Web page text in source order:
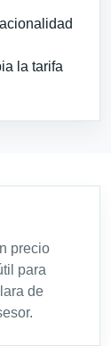
la tarifa
precio
para
de